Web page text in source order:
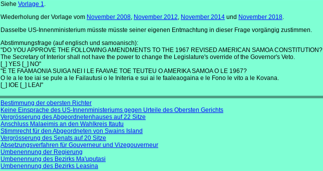
Siehe Vorlage 1.
Wiederholung der Vorlage vom November 2008, November 2012, November 2014 und November 2018.
Dasselbe US-Innenministerium müsste müsste seiner eigenen Entmachtung in dieser Frage vorgängig zustimmen.
Abstimmungsfrage (auf englisch und samoanisch):
"DO YOU APPROVE THE FOLLOWING AMENDMENTS TO THE 1967 REVISED AMERICAN SAMOA CONSTITUTION?
The Secretary of Interior shall not have the power to change the Legislature's override of the Governor's Veto.
[_] YES [_] NO"
"E TE FAAMAONIA SUIGA NEI I LE FAAVAE TOE TEUTEU O AMERIKA SAMOA O LE 1967?
O le a le toe iai se pule a le Failautusi o le Initeria e sui ai le faaleaogaina e le Fono le vito a le Kovana.
[_] IOE [_] LEAI"
Bestimmung der obersten Richter
Keine Einsprache des US-Innenministeriums gegen Urteile des Obersten Gerichts
Vergrösserung des Abgeordnetenhauses auf 22 Sitze
Anschluss Malaeimis an den Wahlkreis Itautu
Stimmrecht für den Abgeordneten von Swains Island
Vergrösserung des Senats auf 20 Sitze
Absetzungsverfahren für Gouverneur und Vizegouverneur
Umbenennung der Regierung
Umbenennung des Bezirks Ma'uputasi
Umbenennung des Bezirks Leasina